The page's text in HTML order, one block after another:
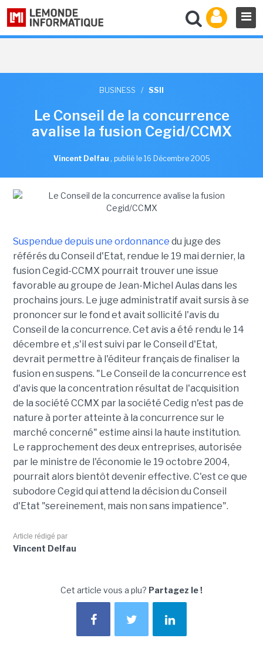
BUSINESS / SSII
Le Conseil de la concurrence
avalise la fusion Cegid/CCMX
Vincent Delfau , publié le 16 Décembre 2005
Suspendue depuis une ordonnance du juge des
référés du Conseil d'Etat, rendue le 19 mai dernier, la
fusion Cegid-CCMX pourrait trouver une issue
favorable au groupe de Jean-Michel Aulas dans les
prochains jours. Le juge administratif avait sursis à se
prononcer sur le fond et avait sollicité l'avis du
Conseil de la concurrence. Cet avis a été rendu le 14
décembre et ,s'il est suivi par le Conseil d'Etat,
devrait permettre à l'éditeur français de finaliser la
fusion en suspens. "Le Conseil de la concurrence est
d'avis que la concentration résultat de l'acquisition
de la société CCMX par la société Cedig n'est pas de
nature à porter atteinte à la concurrence sur le
marché concerné" estime ainsi la haute institution.
Le rapprochement des deux entreprises, autorisée
par le ministre de l'économie le 19 octobre 2004,
pourrait alors bientôt devenir effective. C'est ce que
subodore Cegid qui attend la décision du Conseil
d'Etat "sereinement, mais non sans impatience".
Article rédigé par
Vincent Delfau
Cet article vous a plu? Partagez le !